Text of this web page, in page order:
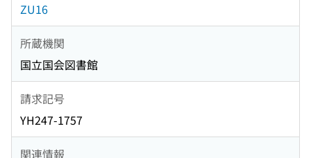
ZU16
所蔵機関
国立国会図書館
請求記号
YH247-1757
関連情報